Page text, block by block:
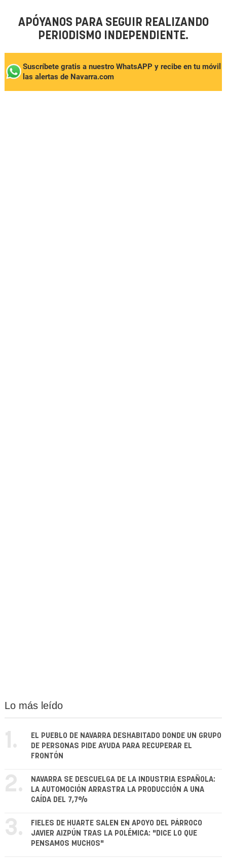
APÓYANOS PARA SEGUIR REALIZANDO
PERIODISMO INDEPENDIENTE.
Suscríbete gratis a nuestro WhatsAPP y recibe en tu móvil
las alertas de Navarra.com
Lo más leído
1.
EL PUEBLO DE NAVARRA DESHABITADO DONDE UN GRUPO
DE PERSONAS PIDE AYUDA PARA RECUPERAR EL
FRONTÓN
2.
NAVARRA SE DESCUELGA DE LA INDUSTRIA ESPAÑOLA:
LA AUTOMOCIÓN ARRASTRA LA PRODUCCIÓN A UNA
CAÍDA DEL 7,7%
3.
FIELES DE HUARTE SALEN EN APOYO DEL PÁRROCO
JAVIER AIZPÚN TRAS LA POLÉMICA: "DICE LO QUE
PENSAMOS MUCHOS"